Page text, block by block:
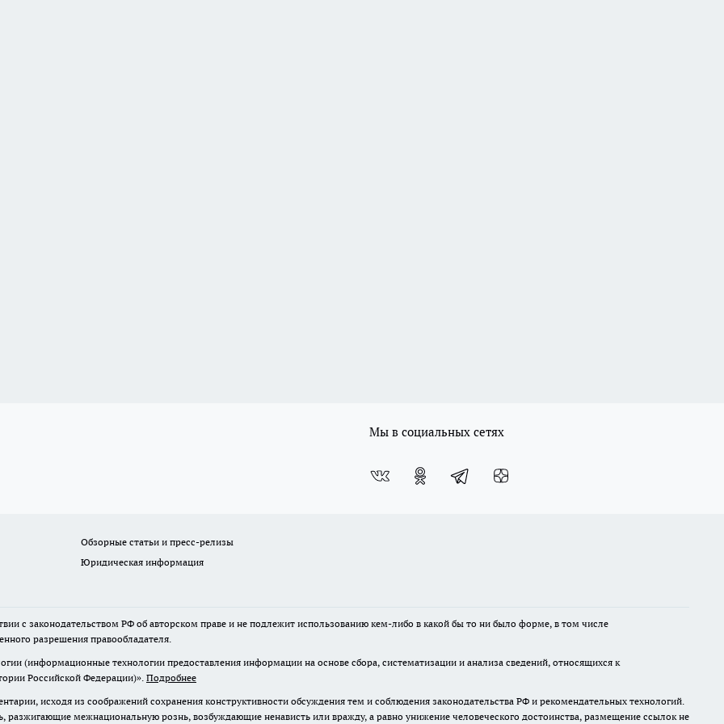
Мы в социальных сетях
Обзорные статьи и пресс-релизы
Юридическая информация
с законодательством РФ об авторском праве и не подлежит использованию кем-либо в какой бы то ни было форме, в том числе
разрешения правообладателя.
(информационные технологии предоставления информации на основе сбора, систематизации и анализа сведений, относящихся к
Российской Федерации)». Подробнее
исходя из соображений сохранения конструктивности обсуждения тем и соблюдения законодательства РФ и рекомендательных технологий.
межнациональную рознь, возбуждающие ненависть или вражду, а равно унижение человеческого достоинства, размещение ссылок не